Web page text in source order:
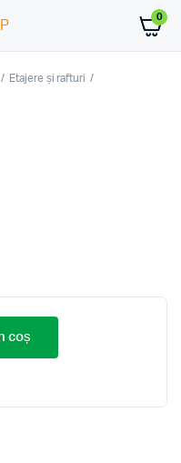
0
Etajere și rafturi
coș